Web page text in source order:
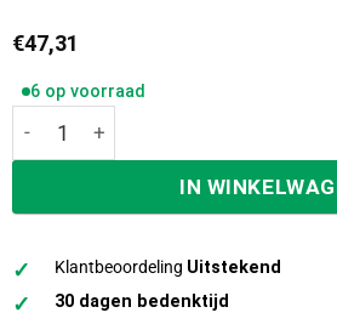
€47,31
6 op voorraad
Dynaplus Tellerkop Schroeven
IN
✓ Klantbeoordeling Uitstekend
✓ 30 dagen bedenktijd